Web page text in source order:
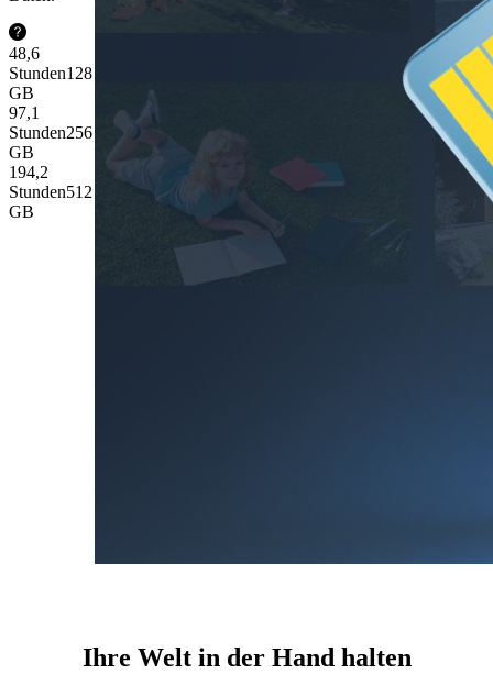
48,6
Stunden128
GB
97,1
Stunden256
GB
194,2
Stunden512
GB
Ihre Welt in der Hand halten